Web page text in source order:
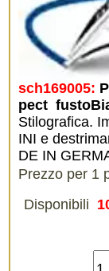
sch169005:
pect
Stilografica.
INI e
DE IN
Prezzo per 1
Disponibili